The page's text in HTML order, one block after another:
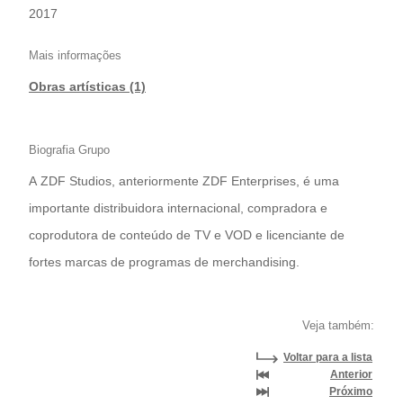
2017
Mais informações
Obras artísticas (1)
Biografia Grupo
A ZDF Studios, anteriormente ZDF Enterprises, é uma
importante distribuidora internacional, compradora e
coprodutora de conteúdo de TV e VOD e licenciante de
fortes marcas de programas de merchandising.
Veja também:
Voltar para a lista
Anterior
Próximo